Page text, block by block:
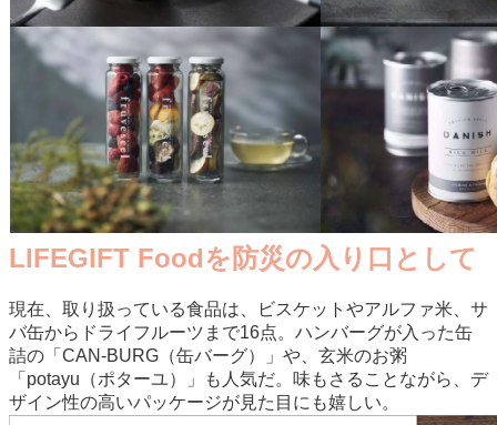
LIFEGIFT Foodを防災の入り口として
現在、取り扱っている食品は、ビスケットやアルファ米、サ
バ缶からドライフルーツまで16点。ハンバーグが入った缶
詰の「CAN-BURG（缶バーグ）」や、玄米のお粥
「potayu（ポターユ）」も人気だ。味もさることながら、デ
ザイン性の高いパッケージが見た目にも嬉しい。